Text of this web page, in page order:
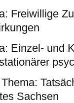
Freiwillige
Einzel- und
Sachsen